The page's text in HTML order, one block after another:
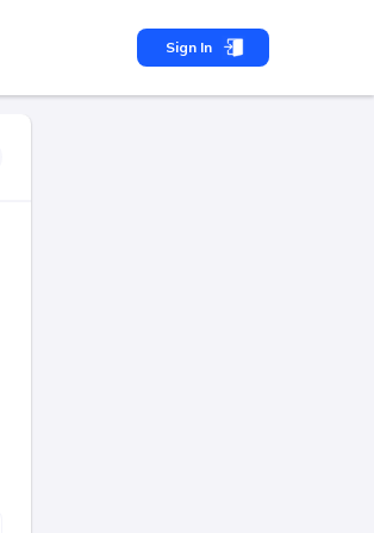
Sign In